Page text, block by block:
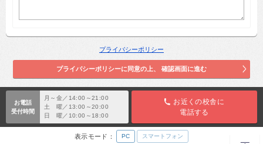
プライバシーポリシー
お電話
受付時間
月～金／14:00～21:00
土 曜／13:00～20:00
日 曜／10:00～18:00
お近くの校舎に
電話する
表示モード： PC スマートフォン